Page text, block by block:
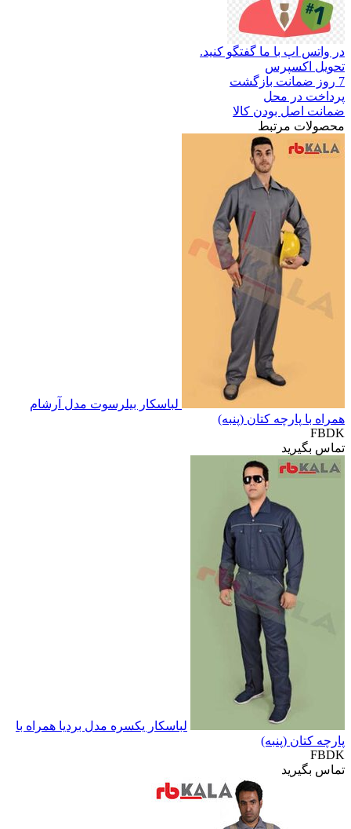
در واتس اپ با ما گفتگو کنید.
تحویل اکسپرس
7 روز ضمانت بازگشت
پرداخت در محل
ضمانت اصل بودن کالا
محصولات مرتبط
لباسکار بیلرسوت مدل آرشام
همراه با پارچه کتان (پنبه)
FBDK
تماس بگیرید
لباسکار یکسره مدل بردیا همراه با
پارچه کتان (پنبه)
FBDK
تماس بگیرید